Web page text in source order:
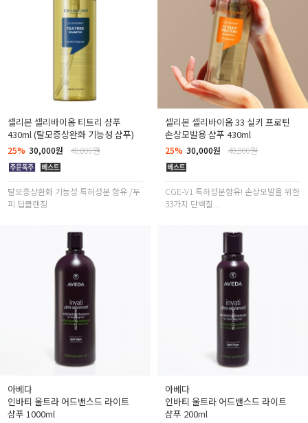
셀리본 셀리바이옴 티트리 샴푸
430ml (탈모증상완화 기능성 샴푸)
25% 30,000원 40,000원
탈모증상환화 기능성 특허성분 함유 /두
피 딥클렌징
셀리본 셀리바이옴 33 실키 프로틴
손상모발용 샴푸 430ml
25% 30,000원 40,000원
CGE-V1 특허성분함유! 손상모발을 위한
33가지 단백질...
아베다
인바티 울트라 어드밴스드 라이트
샴푸 1000ml
아베다
인바티 울트라 어드밴스드 라이트
샴푸 200ml